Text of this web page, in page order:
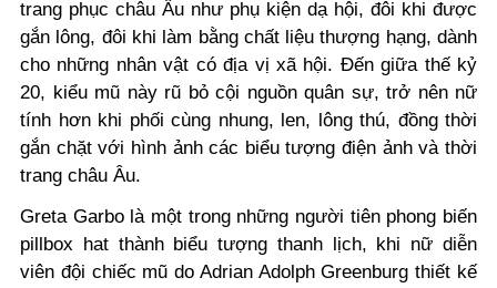
trang phục châu Âu như phụ kiện dạ hội, đôi khi được
gắn lông, đôi khi làm bằng chất liệu thượng hạng, dành
cho những nhân vật có địa vị xã hội. Đến giữa thế kỷ
20, kiểu mũ này rũ bỏ cội nguồn quân sự, trở nên nữ
tính hơn khi phối cùng nhung, len, lông thú, đồng thời
gắn chặt với hình ảnh các biểu tượng điện ảnh và thời
trang châu Âu.
Greta Garbo là một trong những người tiên phong biến
pillbox hat thành biểu tượng thanh lịch, khi nữ diễn
viên đội chiếc mũ do Adrian Adolph Greenburg thiết kế